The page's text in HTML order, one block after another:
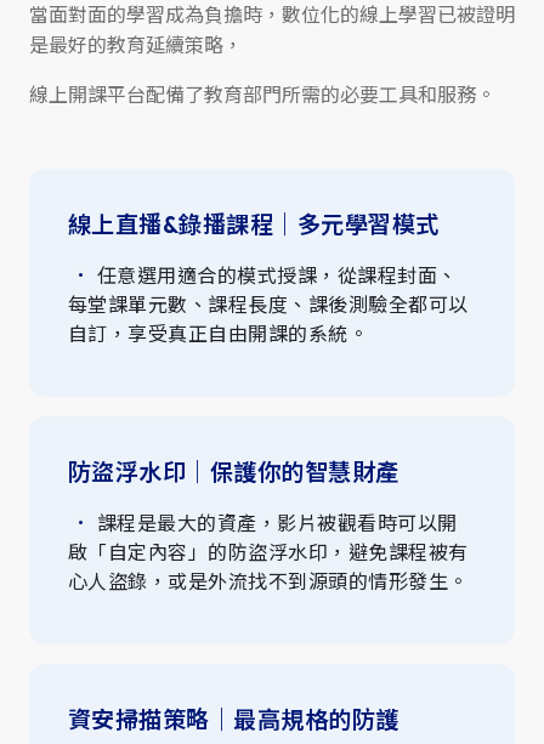
當面對面的學習成為負擔時，數位化的線上學習已被證明
是最好的教育延續策略，
線上開課平台配備了教育部門所需的必要工具和服務。
線上直播&錄播課程｜多元學習模式
任意選用適合的模式授課，從課程封面、
每堂課單元數、課程長度、課後測驗全都可以
自訂，享受真正自由開課的系統。
防盜浮水印｜保護你的智慧財產
課程是最大的資產，影片被觀看時可以開
啟「自定內容」的防盜浮水印，避免課程被有
心人盜錄，或是外流找不到源頭的情形發生。
資安掃描策略｜最高規格的防護